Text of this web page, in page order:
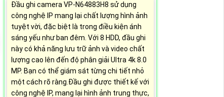
Đầu ghi camera VP-N64883H8 sử dụng
công nghệ IP mang lại chất lượng hình ảnh
tuyệt vời, đặc biệt là trong điều kiện ánh
sáng yếu như ban đêm. Với 8 HDD, đầu ghi
này có khả năng lưu trữ ảnh và video chất
lượng cao lên đến độ phân giải Ultra 4k 8.0
MP. Bạn có thể giám sát từng chi tiết nhỏ
một cách rõ ràng.Đầu ghi được thiết kế với
công nghệ IP, mang lại hình ảnh trung thực,